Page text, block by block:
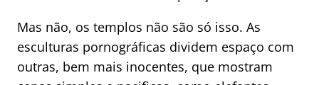
Mas não, os templos não são só isso. As
esculturas pornográficas dividem espaço com
outras, bem mais inocentes, que mostram